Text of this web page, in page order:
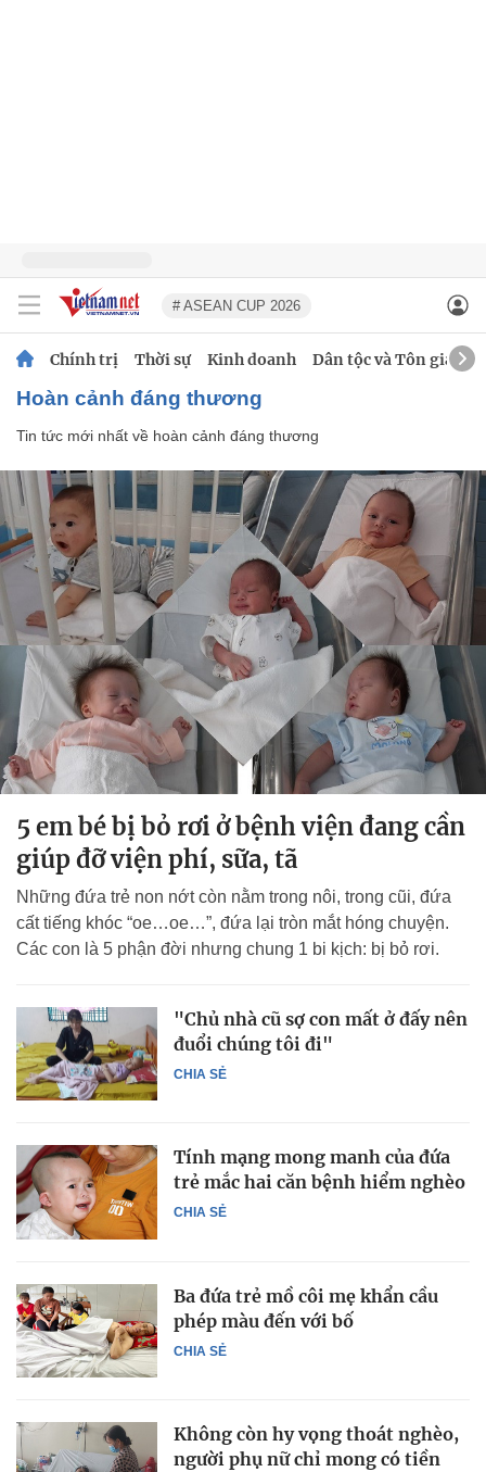
# ASEAN CUP 2026
Chính trị Thời sự Kinh doanh Dân tộc và Tôn giáo
hoàn cảnh đáng thương
Tin tức mới nhất về hoàn cảnh đáng thương
5 em bé bị bỏ rơi ở bệnh viện đang cần
giúp đỡ viện phí, sữa, tã
Những đứa trẻ non nớt còn nằm trong nôi, trong cũi, đứa
cất tiếng khóc “oe…oe…”, đứa lại tròn mắt hóng chuyện.
Các con là 5 phận đời nhưng chung 1 bi kịch: bị bỏ rơi.
CHIA SẺ
"Chủ nhà cũ sợ con mất ở đấy nên
đuổi chúng tôi đi"
CHIA SẺ
Tính mạng mong manh của đứa
trẻ mắc hai căn bệnh hiểm nghèo
CHIA SẺ
Ba đứa trẻ mồ côi mẹ khẩn cầu
phép màu đến với bố
Không còn hy vọng thoát nghèo,
người phụ nữ chỉ mong có tiền